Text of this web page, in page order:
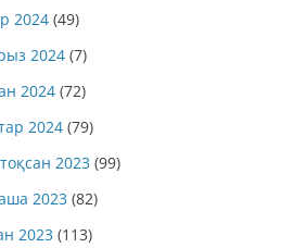
2024 (49)
2024 (7)
2024 (72)
2024 (79)
2023 (99)
2023 (82)
2023 (113)